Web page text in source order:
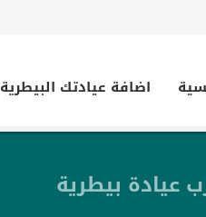
اضافة عيادتك البيطرية
عيادة بيطرية